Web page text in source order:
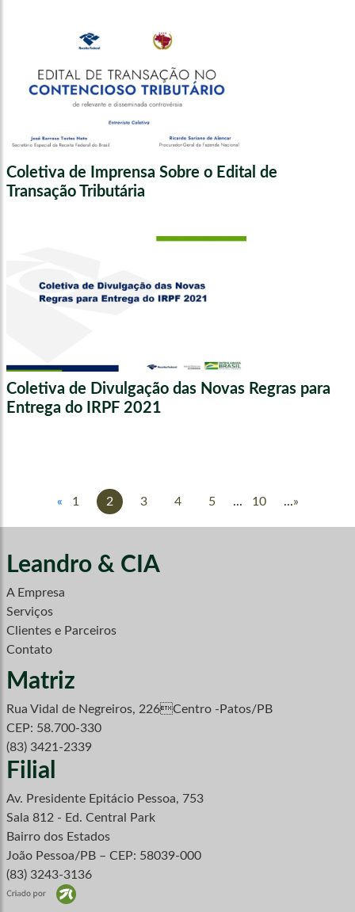
Coletiva de Imprensa Sobre o Edital de
Transação Tributária
Coletiva de Divulgação das Novas Regras para
Entrega do IRPF 2021
« 1 2 3 4 5 ... 10 ...»
Leandro & CIA
A Empresa
Serviços
Clientes e Parceiros
Contato
Matriz
Rua Vidal de Negreiros, 226Centro -Patos/PB
CEP: 58.700-330
(83) 3421-2339
Filial
Av. Presidente Epitácio Pessoa, 753
Sala 812 - Ed. Central Park
Bairro dos Estados
João Pessoa/PB – CEP: 58039-000
(83) 3243-3136